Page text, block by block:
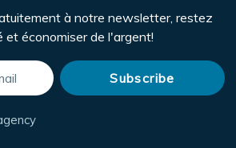
à notre newsletter, restez
et économiser de l'argent!